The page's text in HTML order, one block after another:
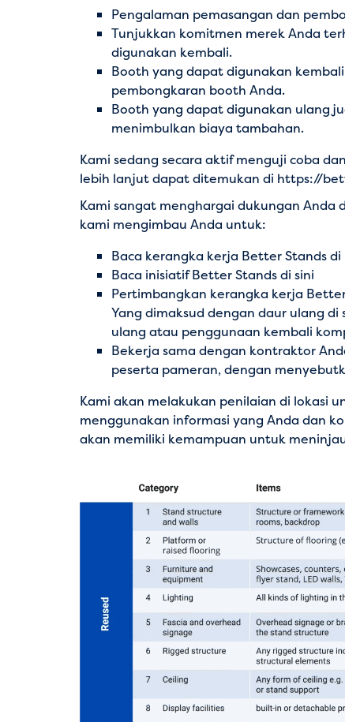
Pengalaman pemasangan dan
Tunjukkan komitmen merek Anda
digunakan kembali.
Booth yang dapat digunakan
pembongkaran booth Anda.
Booth yang dapat digunakan ulang
menimbulkan biaya tambahan.
Kami sedang secara aktif menguji coba
lebih lanjut dapat ditemukan di https://
Kami sangat menghargai dukungan
kami mengimbau Anda untuk:
Baca kerangka kerja Better Stands di
Baca inisiatif Better Standsdi sini
Pertimbangkan kerangka kerja
Yang dimaksud dengan daur ulang
ulang atau penggunaan kembali
Bekerja sama dengan kontraktor
peserta pameran, dengan
Kami akan melakukan penilaian di lokasi
menggunakan informasi yang Anda dan
akan memiliki kemampuan untuk